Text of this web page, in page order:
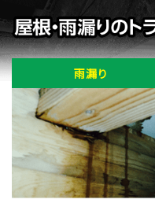
雨漏り